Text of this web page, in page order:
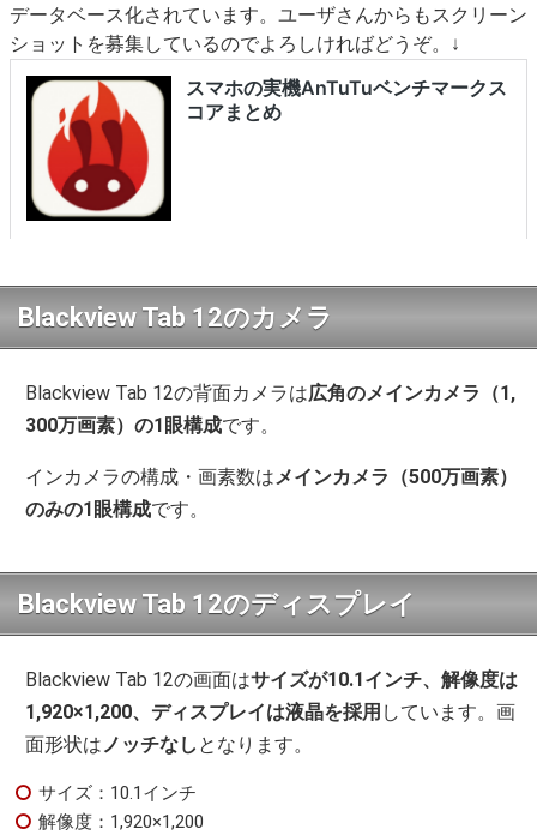
データベース化されています。ユーザさんからもスクリーン
ショットを募集しているのでよろしければどうぞ。↓
Blackview Tab 12のカメラ
Blackview Tab 12の背面カメラは広角のメインカメラ（1,
300万画素）の1眼構成です。
インカメラの構成・画素数はメインカメラ（500万画素）
のみの1眼構成です。
Blackview Tab 12のディスプレイ
Blackview Tab 12の画面はサイズが10.1インチ、解像度は
1,920×1,200、ディスプレイは液晶を採用 しています。画
面形状はノッチなし となります。
サイズ：10.1インチ
解像度：1,920×1,200